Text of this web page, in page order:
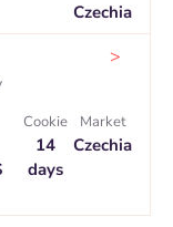
Czechia
>
Cookie
14
days
Market
Czechia